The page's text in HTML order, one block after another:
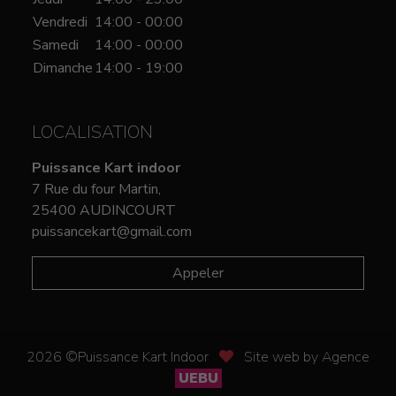
Vendredi 14:00 - 00:00
Samedi
14:00 - 00:00
Dimanche 14:00 - 19:00
LOCALISATION
Puissance Kart indoor
7 Rue du four Martin,
25400 AUDINCOURT
puissancekart@gmail.com
Appeler
2026 ©Puissance Kart Indoor
Site web by Agence
UEBU